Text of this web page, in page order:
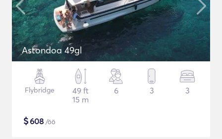
Astondoa 49gl
Flybridge
49 ft
15 m
6 3 3
$608 /öö